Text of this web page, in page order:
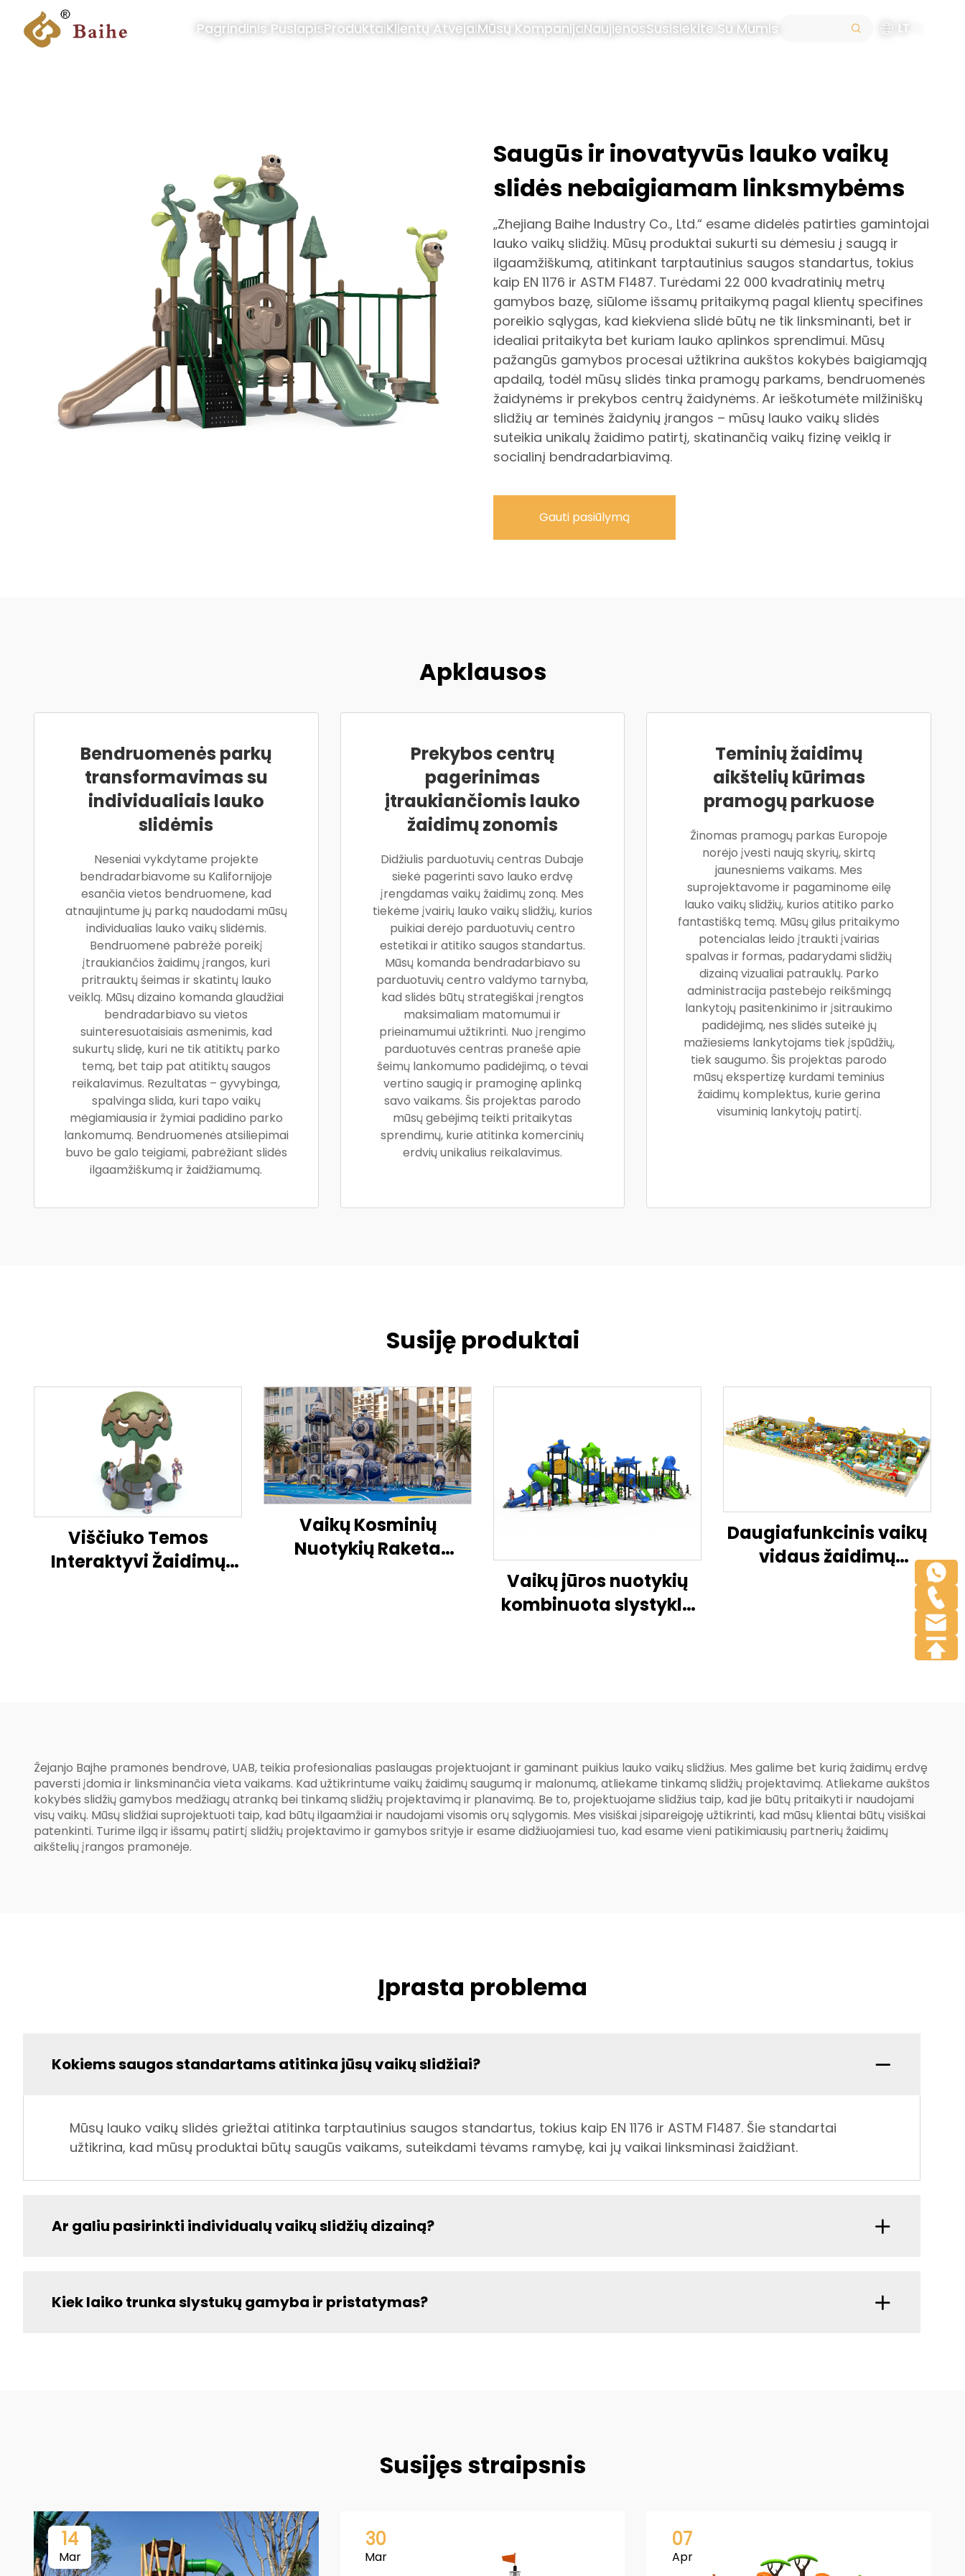
Pagrindinis PuslapisProduktaiKlientų AtvejaiMūsų KompanijaNaujienosSusisiekite Su Mumis LT
Saugūs ir inovatyvūs lauko vaikų
slidės nebaigiamam linksmybėms
„Zhejiang Baihe Industry Co., Ltd.“ esame didelės patirties gamintojai
lauko vaikų slidžių. Mūsų produktai sukurti su dėmesiu į saugą ir
ilgaamžiškumą, atitinkant tarptautinius saugos standartus, tokius
kaip EN 1176 ir ASTM F1487. Turėdami 22 000 kvadratinių metrų
gamybos bazę, siūlome išsamų pritaikymą pagal klientų specifines
poreikio sąlygas, kad kiekviena slidė būtų ne tik linksminanti, bet ir
idealiai pritaikyta bet kuriam lauko aplinkos sprendimui. Mūsų
pažangūs gamybos procesai užtikrina aukštos kokybės baigiamąją
apdailą, todėl mūsų slidės tinka pramogų parkams, bendruomenės
žaidynėms ir prekybos centrų žaidynėms. Ar ieškotumėte milžiniškų
slidžių ar teminės žaidynių įrangos – mūsų lauko vaikų slidės
suteikia unikalų žaidimo patirtį, skatinančią vaikų fizinę veiklą ir
socialinį bendradarbiavimą.
Gauti pasiūlymą
Apklausos
Bendruomenės parkų
transformavimas su
individualiais lauko
slidėmis
Neseniai vykdytame projekte
bendradarbiavome su Kalifornijoje
esančia vietos bendruomene, kad
atnaujintume jų parką naudodami mūsų
individualias lauko vaikų slidėmis.
Bendruomenė pabrėžė poreikį
įtraukiančios žaidimų įrangos, kuri
pritrauktų šeimas ir skatintų lauko
veiklą. Mūsų dizaino komanda glaudžiai
bendradarbiavo su vietos
suinteresuotaisiais asmenimis, kad
sukurtų slidę, kuri ne tik atitiktų parko
temą, bet taip pat atitiktų saugos
reikalavimus. Rezultatas – gyvybinga,
spalvinga slida, kuri tapo vaikų
mėgiamiausia ir žymiai padidino parko
lankomumą. Bendruomenės atsiliepimai
buvo be galo teigiami, pabrėžiant slidės
ilgaamžiškumą ir žaidžiamumą.
Prekybos centrų
pagerinimas
įtraukiančiomis lauko
žaidimų zonomis
Didžiulis parduotuvių centras Dubaje
siekė pagerinti savo lauko erdvę
įrengdamas vaikų žaidimų zoną. Mes
tiekėme įvairių lauko vaikų slidžių, kurios
puikiai derėjo parduotuvių centro
estetikai ir atitiko saugos standartus.
Mūsų komanda bendradarbiavo su
parduotuvių centro valdymo tarnyba,
kad slidės būtų strategiškai įrengtos
maksimaliam matomumui ir
prieinamumui užtikrinti. Nuo įrengimo
parduotuvės centras pranešė apie
šeimų lankomumo padidėjimą, o tėvai
vertino saugią ir pramoginę aplinką
savo vaikams. Šis projektas parodo
mūsų gebėjimą teikti pritaikytas
sprendimų, kurie atitinka komercinių
erdvių unikalius reikalavimus.
Teminių žaidimų
aikštelių kūrimas
pramogų parkuose
Žinomas pramogų parkas Europoje
norėjo įvesti naują skyrių, skirtą
jaunesniems vaikams. Mes
suprojektavome ir pagaminome eilę
lauko vaikų slidžių, kurios atitiko parko
fantastišką temą. Mūsų gilus pritaikymo
potencialas leido įtraukti įvairias
spalvas ir formas, padarydami slidžių
dizainą vizualiai patrauklų. Parko
administracija pastebėjo reikšmingą
lankytojų pasitenkinimo ir įsitraukimo
padidėjimą, nes slidės suteikė jų
mažiesiems lankytojams tiek įspūdžių,
tiek saugumo. Šis projektas parodo
mūsų ekspertizę kurdami teminius
žaidimų komplektus, kurie gerina
visuminią lankytojų patirtį.
Susiję produktai
Viščiuko Temos
Interaktyvi Žaidimų
Vaikų Kosminių
Nuotykių Raketa
Vaikų jūros nuotykių
kombinuota slystykla
Daugiafunkcinis vaikų
vidaus žaidimų
Žejanjo Bajhe pramonės bendrovė, UAB, teikia profesionalias paslaugas projektuojant ir gaminant puikius lauko vaikų slidžius. Mes galime bet kurią žaidimų erdvę
paversti įdomia ir linksminančia vieta vaikams. Kad užtikrintume vaikų žaidimų saugumą ir malonumą, atliekame tinkamą slidžių projektavimą. Atliekame aukštos
kokybės slidžių gamybos medžiagų atranką bei tinkamą slidžių projektavimą ir planavimą. Be to, projektuojame slidžius taip, kad jie būtų pritaikyti ir naudojami
visų vaikų. Mūsų slidžiai suprojektuoti taip, kad būtų ilgaamžiai ir naudojami visomis orų sąlygomis. Mes visiškai įsipareigoję užtikrinti, kad mūsų klientai būtų visiškai
patenkinti. Turime ilgą ir išsamų patirtį slidžių projektavimo ir gamybos srityje ir esame didžiuojamiesi tuo, kad esame vieni patikimiausių partnerių žaidimų
aikštelių įrangos pramonėje.
Įprasta problema
Kokiems saugos standartams atitinka jūsų vaikų slidžiai?
Mūsų lauko vaikų slidės griežtai atitinka tarptautinius saugos standartus, tokius kaip EN 1176 ir ASTM F1487. Šie standartai
užtikrina, kad mūsų produktai būtų saugūs vaikams, suteikdami tėvams ramybę, kai jų vaikai linksminasi žaidžiant.
Ar galiu pasirinkti individualų vaikų slidžių dizainą?
Kiek laiko trunka slystukų gamyba ir pristatymas?
Susijęs straipsnis
14
Mar
30
Mar
07
Apr